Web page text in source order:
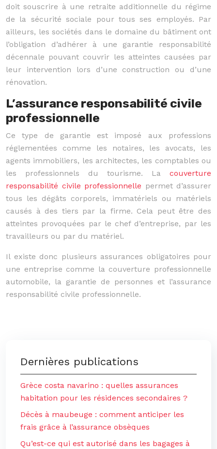
doit souscrire à une retraite additionnelle du régime
de la sécurité sociale pour tous ses employés. Par
ailleurs, les sociétés dans le domaine du bâtiment ont
l’obligation d’adhérer à une garantie responsabilité
décennale pouvant couvrir les atteintes causées par
leur intervention lors d’une construction ou d’une
rénovation.
L’assurance responsabilité civile
professionnelle
Ce type de garantie est imposé aux professions
réglementées comme les notaires, les avocats, les
agents immobiliers, les architectes, les comptables ou
les professionnels du tourisme. La couverture
responsabilité civile professionnelle permet d’assurer
tous les dégâts corporels, immatériels ou matériels
causés à des tiers par la firme. Cela peut être des
atteintes provoquées par le chef d’entreprise, par les
travailleurs ou par du matériel.
Il existe donc plusieurs assurances obligatoires pour
une entreprise comme la couverture professionnelle
automobile, la garantie de personnes et l’assurance
responsabilité civile professionnelle.
Dernières publications
Grèce costa navarino : quelles assurances
habitation pour les résidences secondaires ?
Décès à maubeuge : comment anticiper les
frais grâce à l’assurance obsèques
Qu’est-ce qui est autorisé dans les bagages à